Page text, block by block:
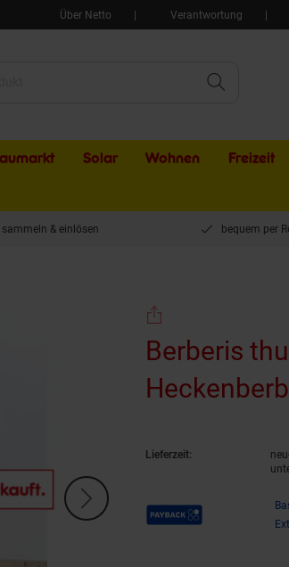
Über Netto Verantwortung
Solar Wohnen Freizeit
sammeln & einlösen bequem per
Berberis
Lieferzeit:
Payback Punkte